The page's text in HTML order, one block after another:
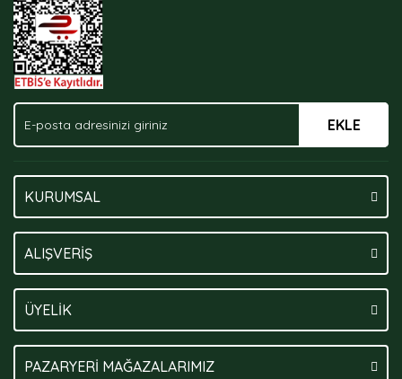
Bu ürüne benzer farklı alternatifler olmalı.
EKLE
KURUMSAL
ALIŞVERİŞ
ÜYELİK
PAZARYERİ MAĞAZALARIMIZ